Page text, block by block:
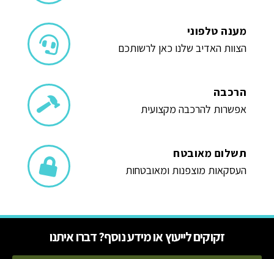
מענה טלפוני
הצוות האדיב שלנו כאן לרשותכם
הרכבה
אפשרות להרכבה מקצועית
תשלום מאובטח
העסקאות מוצפנות ומאובטחות
זקוקים לייעוץ או מידע נוסף? דברו איתנו